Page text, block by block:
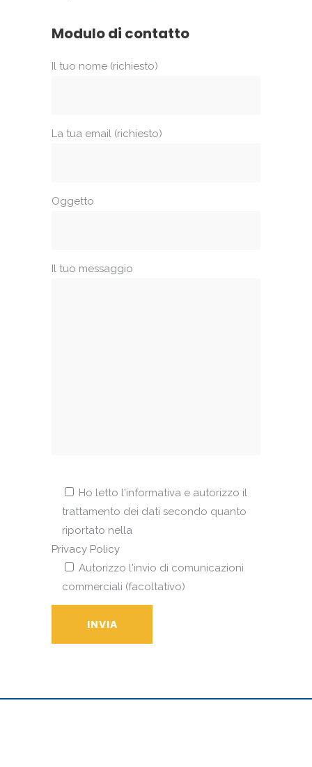
Modulo di contatto
Il tuo nome (richiesto)
La tua email (richiesto)
Oggetto
Il tuo messaggio
Ho letto l'informativa e autorizzo il
trattamento dei dati secondo quanto
riportato nella
Privacy Policy
Autorizzo l'invio di comunicazioni
commerciali (facoltativo)